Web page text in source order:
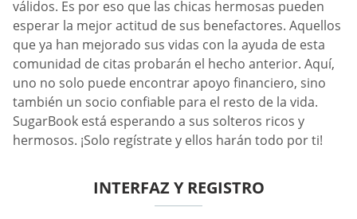
válidos. Es por eso que las chicas hermosas pueden
esperar la mejor actitud de sus benefactores. Aquellos
que ya han mejorado sus vidas con la ayuda de esta
comunidad de citas probarán el hecho anterior. Aquí,
uno no solo puede encontrar apoyo financiero, sino
también un socio confiable para el resto de la vida.
SugarBook está esperando a sus solteros ricos y
hermosos. ¡Solo regístrate y ellos harán todo por ti!
INTERFAZ Y REGISTRO